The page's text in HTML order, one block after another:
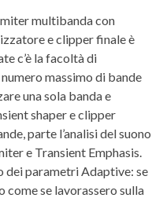
multibanda con
e clipper finale è
c’è la facoltà di
massimo di bande
una sola banda e
shaper e clipper
parte l’analisi del suono
e Transient Emphasis.
dei parametri Adaptive: se
come se lavorassero sulla